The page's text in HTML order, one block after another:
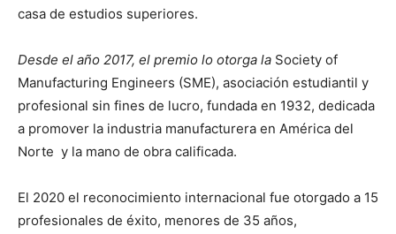
casa de estudios superiores.
Desde el año 2017, el premio lo otorga la Society of
Manufacturing Engineers (SME), asociación estudiantil y
profesional sin fines de lucro, fundada en 1932, dedicada
a promover la industria manufacturera en América del
Norte y la mano de obra calificada.
El 2020 el reconocimiento internacional fue otorgado a 15
profesionales de éxito, menores de 35 años,